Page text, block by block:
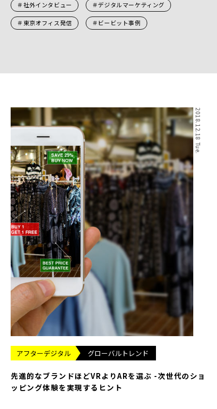
＃社外インタビュー ＃デジタルマーケティング
＃東京オフィス発信 ＃ビービット事例
2018.12.18 Tue.
アフターデジタル グローバルトレンド
先進的なブランドほどVRよりARを選ぶ -次世代のショ
ッピング体験を実現するヒント